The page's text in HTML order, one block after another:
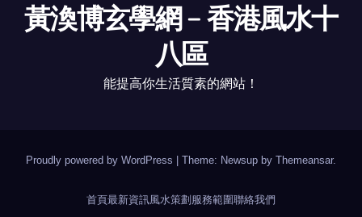
黃渙博玄學網﹣香港風水十
八區
能提高你生活質素的網站！
Proudly powered by WordPress Theme: Newsup by Themeansar.
首頁最新資訊風水策劃服務範圍聯絡我們